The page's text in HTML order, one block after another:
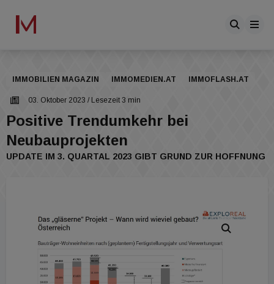
IMMOBILIEN MAGAZIN IMMOMEDIEN.AT IMMOFLASH.AT
03. Oktober 2023 / Lesezeit 3 min
Positive Trendumkehr bei
Neubauprojekten
UPDATE IM 3. QUARTAL 2023 GIBT GRUND ZUR HOFFNUNG